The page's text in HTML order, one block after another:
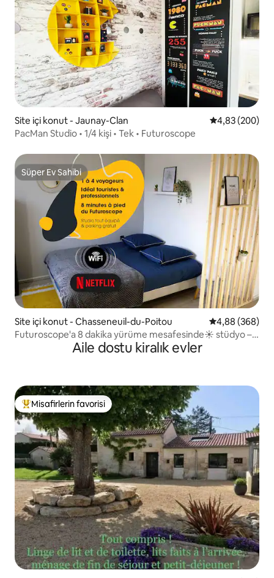
Site içi konut - Jaunay-Clan 5 üzerinden
4,83 (200)
PacMan Studio • 1/4 kişi • Tek • Futuroscope
Süper Ev Sahibi
Süper Ev Sahibi
Site içi konut - Chasseneuil-du-Poitou 5 üzerinden
4,88 (368)
Futuroscope'a 8 dakika yürüme mesafesinde☀️ stüdyo –
Aile dostu kiralık evler
Misafirlerin favorilerinden en beğenilenler arasında
Misafirlerin favorisi